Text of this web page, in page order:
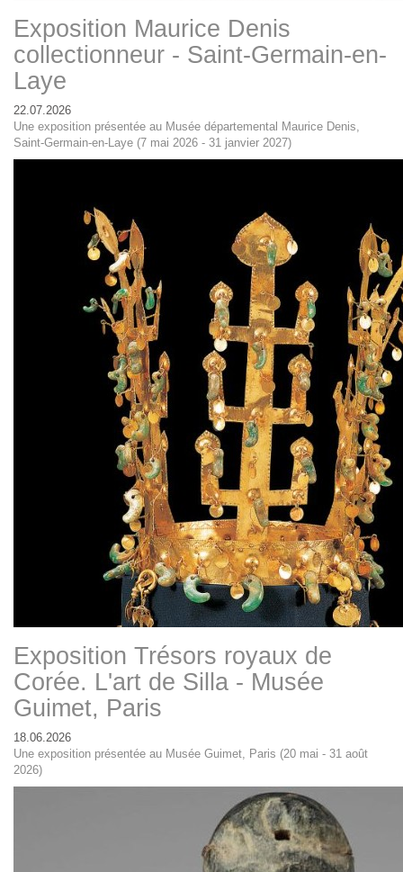
Exposition Maurice Denis
collectionneur - Saint-Germain-en-
Laye
22.07.2026
Une exposition présentée au Musée départemental Maurice Denis,
Saint-Germain-en-Laye (7 mai 2026 - 31 janvier 2027)
Exposition Trésors royaux de
Corée. L'art de Silla - Musée
Guimet, Paris
18.06.2026
Une exposition présentée au Musée Guimet, Paris (20 mai - 31 août
2026)